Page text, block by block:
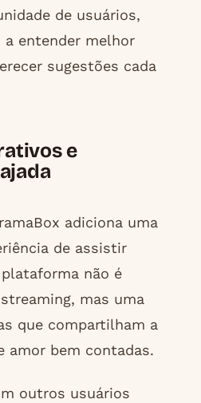
de usuários,
entender melhor
sugestões cada
e
adiciona uma
de assistir
não é
mas uma
que compartilham a
amor bem contadas.
outros usuários